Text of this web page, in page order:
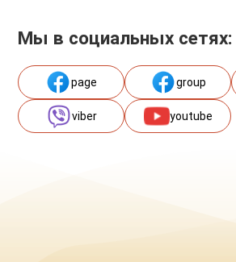
Мы в социальных сетях:
page group
viber youtube